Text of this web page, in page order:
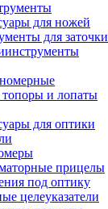
для ножей
для заточки
и лопаты
для оптики
прицелы
под оптику
целеуказатели